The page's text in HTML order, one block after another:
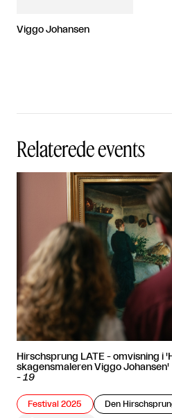
Viggo Johansen
Relaterede events
Hirschsprung LATE - omvisning i
skagensmaleren Viggo Johansen'
- 19
Festival 2025 Den